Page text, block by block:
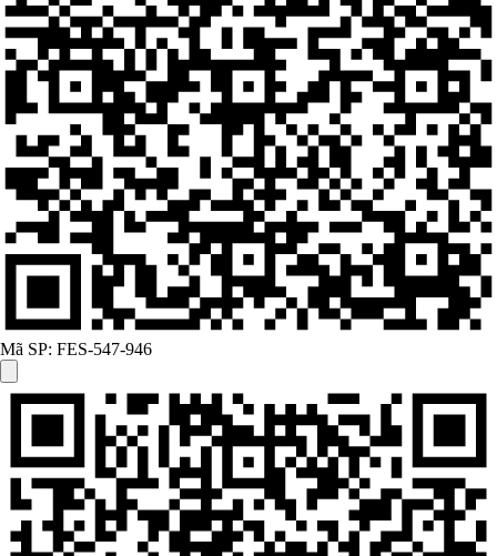
Mã SP: FES-547-946